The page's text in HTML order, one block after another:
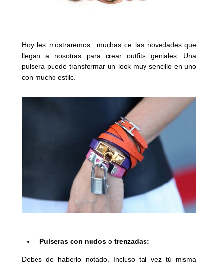
Hoy les mostraremos muchas de las novedades que
llegan a nosotras para crear outfits geniales. Una
pulsera puede transformar un look muy sencillo en uno
con mucho estilo.
Pulseras con nudos o trenzadas:
Debes de haberlo notado. Incluso tal vez tú misma